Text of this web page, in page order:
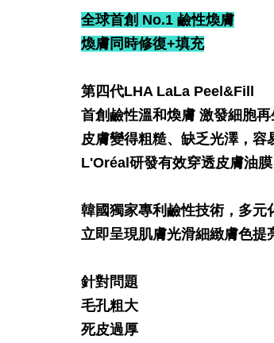
全球首創 No.1 鹼性煥膚
煥膚同時修復+填充
第四代LHA LaLa Peel&Fill
首創鹼性溫和煥膚 激發細胞再
皮膚變得粗糙、缺乏光澤，
L'Oréal研發有效穿透皮膚油
韓國獨家專利鹼性技術，多元
立即呈現肌膚光滑細緻膚色提
針對問題
毛孔粗大
死皮過厚